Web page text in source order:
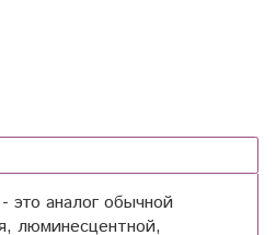
- это аналог обычной
люминесцентной,